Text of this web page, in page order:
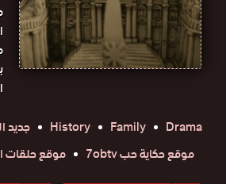
Drama
Family
History جديد
موقع حكاية حب 7obtv
موقع حلقات